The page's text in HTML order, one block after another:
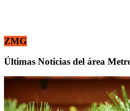
ZMG
Últimas Noticias del área